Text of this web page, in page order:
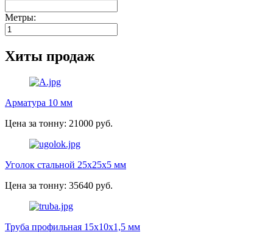
Метры:
Хиты продаж
Арматура 10 мм
Цена за тонну: 21000 руб.
Уголок стальной 25х25х5 мм
Цена за тонну: 35640 руб.
Труба профильная 15х10х1,5 мм